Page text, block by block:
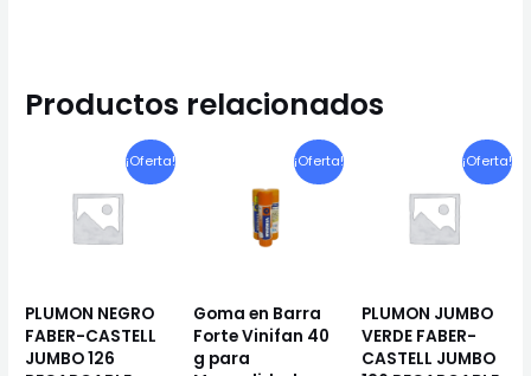
Productos relacionados
¡Oferta!
PLUMON NEGRO
FABER-CASTELL
JUMBO 126
¡Oferta!
Goma en Barra
Forte Vinifan 40
g para
¡Oferta!
PLUMON JUMBO
VERDE FABER-
CASTELL JUMBO